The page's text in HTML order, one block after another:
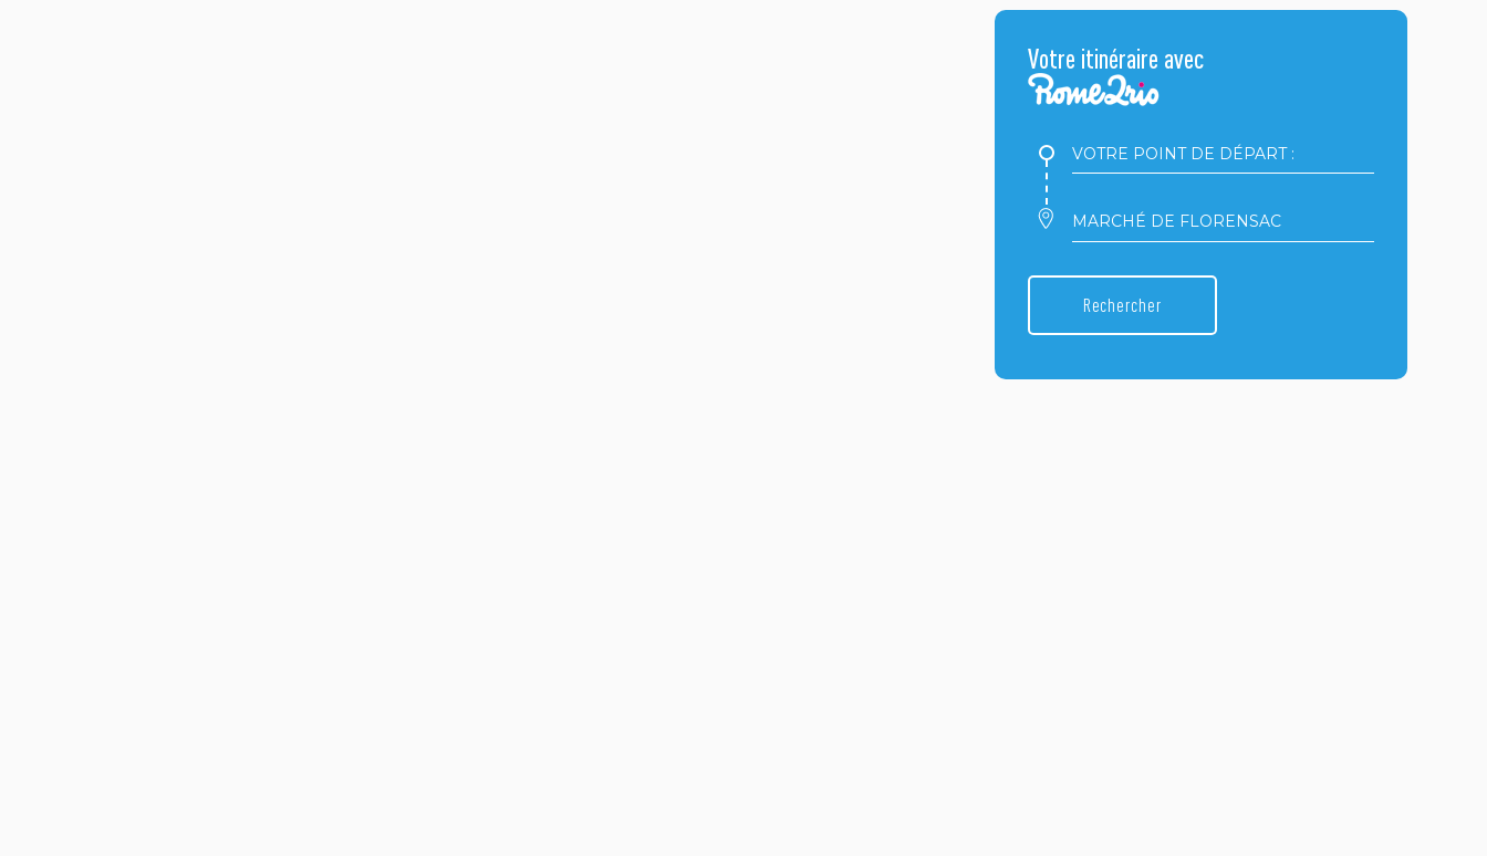
Votre itinéraire avec
Votre
point
:Votre
point
Rechercher